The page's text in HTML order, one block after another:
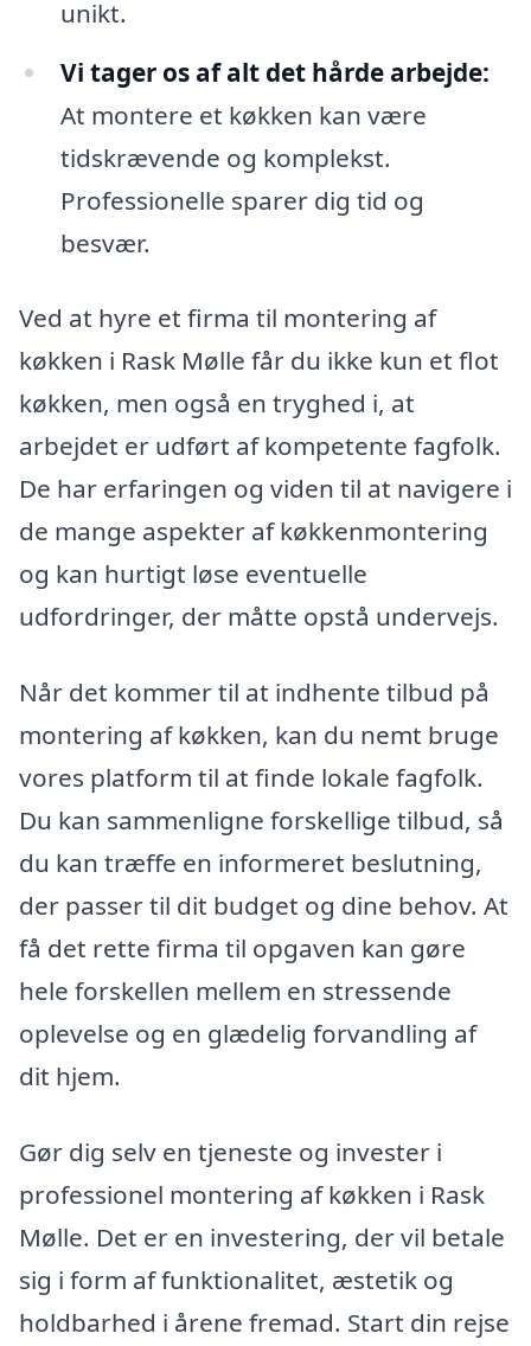
unikt.
Vi tager os af alt det hårde arbejde:
At montere et køkken kan være
tidskrævende og komplekst.
Professionelle sparer dig tid og
besvær.
Ved at hyre et firma til montering af
køkken i Rask Mølle får du ikke kun et flot
køkken, men også en tryghed i, at
arbejdet er udført af kompetente fagfolk.
De har erfaringen og viden til at navigere i
de mange aspekter af køkkenmontering
og kan hurtigt løse eventuelle
udfordringer, der måtte opstå undervejs.
Når det kommer til at indhente tilbud på
montering af køkken, kan du nemt bruge
vores platform til at finde lokale fagfolk.
Du kan sammenligne forskellige tilbud, så
du kan træffe en informeret beslutning,
der passer til dit budget og dine behov. At
få det rette firma til opgaven kan gøre
hele forskellen mellem en stressende
oplevelse og en glædelig forvandling af
dit hjem.
Gør dig selv en tjeneste og invester i
professionel montering af køkken i Rask
Mølle. Det er en investering, der vil betale
sig i form af funktionalitet, æstetik og
holdbarhed i årene fremad. Start din rejse